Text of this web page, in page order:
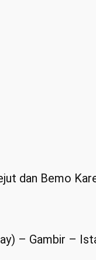
dan Bemo
– Gambir –